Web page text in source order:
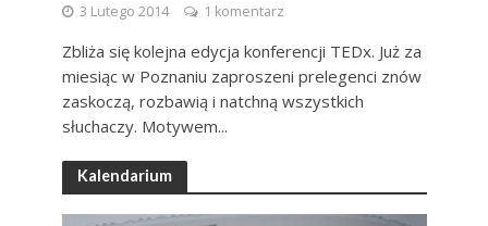
3 Lutego 2014 1 komentarz
Zbliża się kolejna edycja konferencji TEDx. Już za
miesiąc w Poznaniu zaproszeni prelegenci znów
zaskoczą, rozbawią i natchną wszystkich
słuchaczy. Motywem...
Kalendarium